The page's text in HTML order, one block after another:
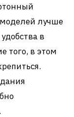
лучше
в
того, в этом